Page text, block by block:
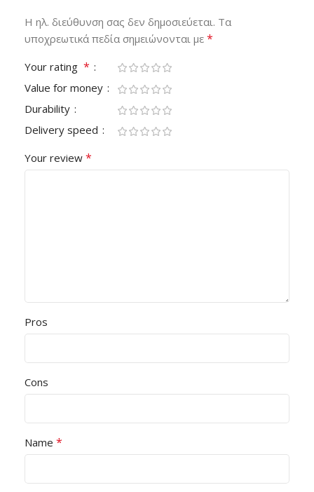
Η ηλ. διεύθυνση σας δεν δημοσιεύεται. Τα
υποχρεωτικά πεδία σημειώνονται με *
Your rating *
Value for money
Durability
Delivery speed
Your review *
Pros
Cons
Name *